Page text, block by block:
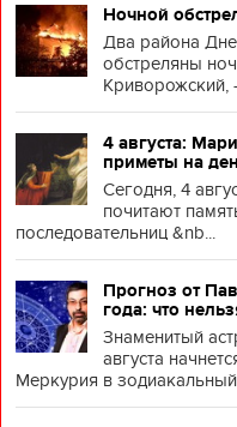
Ночной
Два района
обстреляны
Криворожский,
4 августа:
приметы на
Сегодня, 4
почитают
последовательниц &nb...
Прогноз от
года: что
Знаменитый
августа
Меркурия в зодиакальный